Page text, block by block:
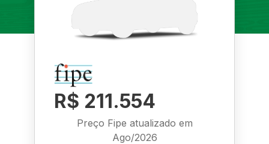
R$ 211.554
Preço Fipe atualizado em
Ago/2026